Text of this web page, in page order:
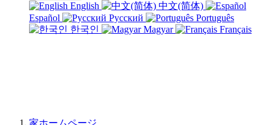
English
中文(简体)
Español
Русский
Português
한국인
Magyar Français
家ホームページ